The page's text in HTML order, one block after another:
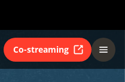
Co-streaming